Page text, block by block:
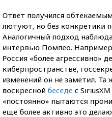
Ответ получился
лютуют, но без конкретики
Аналогичный подход
интервью Помпео.
Россия «более агрессивно»
киберпространстве,
изменений он не заметил. Та
воскресной беседе с
«постоянно» пытаются
еще более активно это